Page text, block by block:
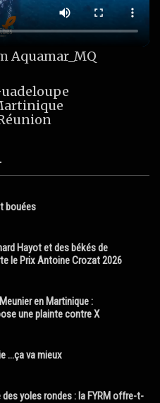
Aquamar_MQ
bouées
Hayot et des békés de
le Prix Antoine Crozat 2026
en Martinique :
une plainte contre X
…ça va mieux
des yoles rondes : la FYRM offre-t-